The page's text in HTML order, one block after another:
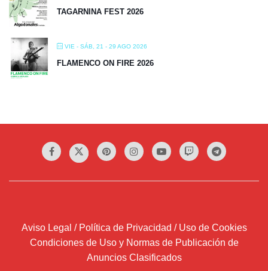
TAGARNINA FEST 2026
VIE - SÁB, 21 - 29 AGO 2026
FLAMENCO ON FIRE 2026
Aviso Legal / Política de Privacidad / Uso de Cookies
Condiciones de Uso y Normas de Publicación de
Anuncios Clasificados